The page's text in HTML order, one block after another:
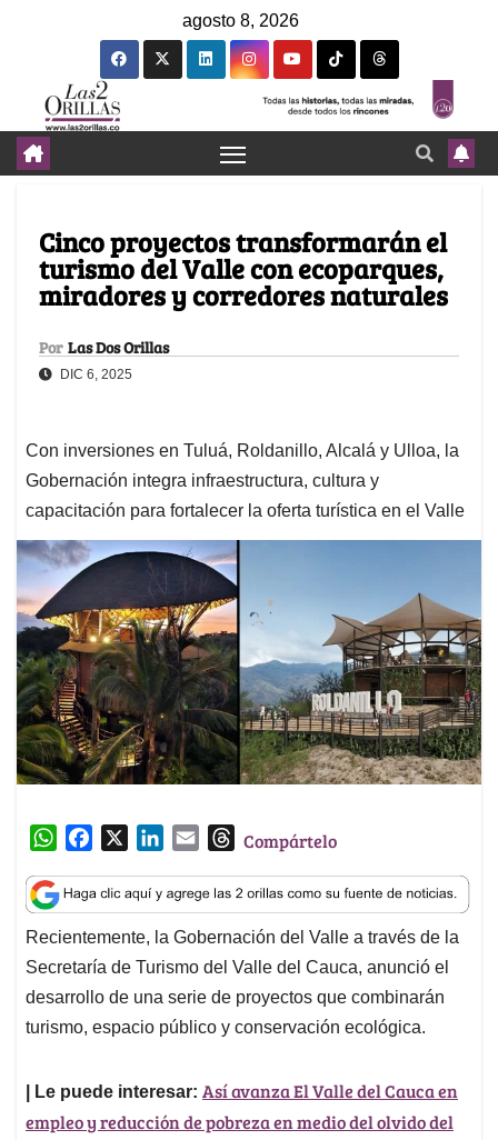
agosto 8, 2026
Cinco proyectos transformarán el
turismo del Valle con ecoparques,
miradores y corredores naturales
Por Las Dos Orillas
DIC 6, 2025
Con inversiones en Tuluá, Roldanillo, Alcalá y Ulloa, la
Gobernación integra infraestructura, cultura y
capacitación para fortalecer la oferta turística en el Valle
W
a
t
s
A
p
p
c
e
b
o
o
k
n
k
e
d
I
n
a
i
l
T
r
e
a
d
s
Compártelo
Recientemente, la Gobernación del Valle a través de la
Secretaría de Turismo del Valle del Cauca, anunció el
desarrollo de una serie de proyectos que combinarán
turismo, espacio público y conservación ecológica.
| Le puede interesar: Así avanza El Valle del Cauca en
empleo y reducción de pobreza en medio del olvido del